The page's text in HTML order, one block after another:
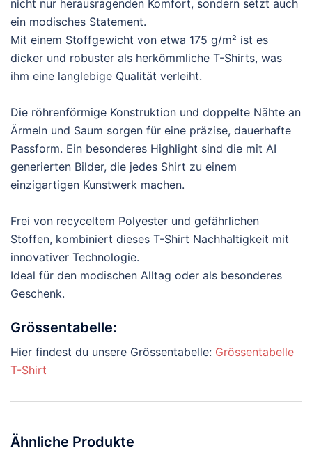
nicht nur herausragenden Komfort, sondern setzt auch
ein modisches Statement.
Mit einem Stoffgewicht von etwa 175 g/m² ist es
dicker und robuster als herkömmliche T-Shirts, was
ihm eine langlebige Qualität verleiht.
Die röhrenförmige Konstruktion und doppelte Nähte an
Ärmeln und Saum sorgen für eine präzise, dauerhafte
Passform. Ein besonderes Highlight sind die mit AI
generierten Bilder, die jedes Shirt zu einem
einzigartigen Kunstwerk machen.
Frei von recyceltem Polyester und gefährlichen
Stoffen, kombiniert dieses T-Shirt Nachhaltigkeit mit
innovativer Technologie.
Ideal für den modischen Alltag oder als besonderes
Geschenk.
Grössentabelle:
Hier findest du unsere Grössentabelle: Grössentabelle
T-Shirt
Ähnliche Produkte